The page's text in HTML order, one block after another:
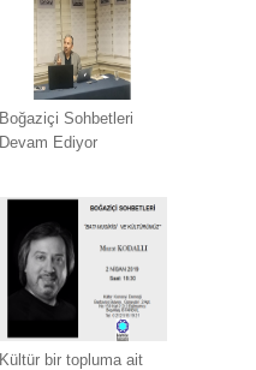
Boğaziçi Sohbetleri
Devam Ediyor
Kültür bir topluma ait